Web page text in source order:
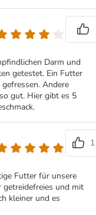
Darm und
getestet. Ein Futter
Andere
gut. Hier gibt es 5
1
Futter für unsere
getreidefreies und mit
kleiner und es